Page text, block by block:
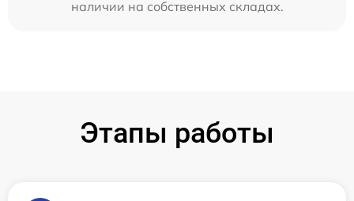
наличии на собственных складах.
Этапы работы